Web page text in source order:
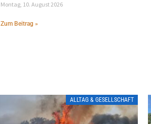
Montag, 10. August 2026
Zum Beitrag »
ALLTAG & GESELLSCHAFT